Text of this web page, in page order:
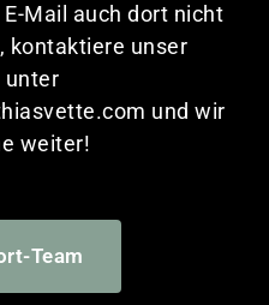
Mail auch dort nicht
kontaktiere unser
unter
und wir
weiter!
Team